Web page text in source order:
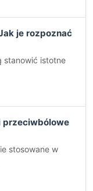
je rozpoznać
stanowić istotne
przeciwbólowe
stosowane w